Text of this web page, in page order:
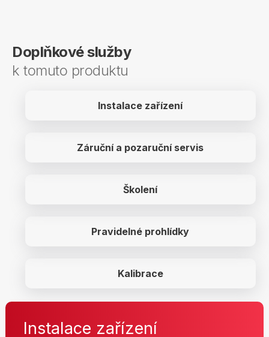
Doplňkové služby
k tomuto produktu
Instalace zařízení
Záruční a pozaruční servis
Školení
Pravidelné prohlídky
Kalibrace
Instalace zařízení